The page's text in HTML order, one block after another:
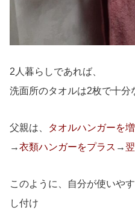
2人暮らしであれば、
洗面所のタオルは2枚で十分
父親は、
タオルハンガーを
→衣類ハンガーをプラス →
このように、自分が使いや
し付け